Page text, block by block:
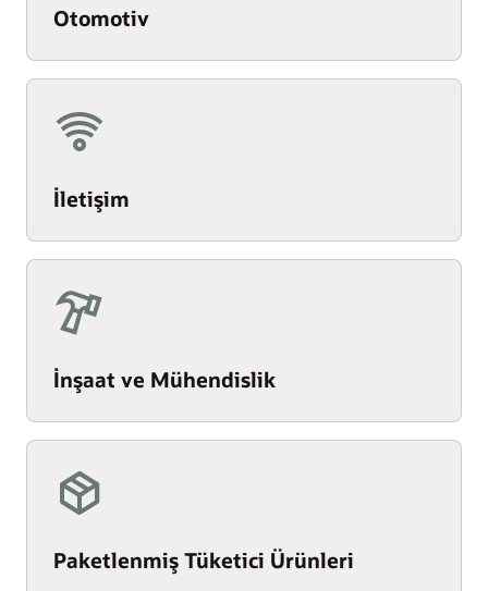
Otomotiv
İletişim
İnşaat ve Mühendislik
Paketlenmiş Tüketici Ürünleri